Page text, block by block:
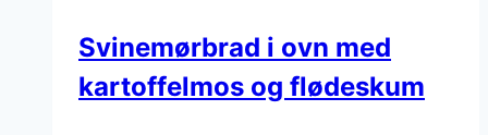
og
lækker
Svinemørbrad i ovn med
kartoffelmos og flødeskum